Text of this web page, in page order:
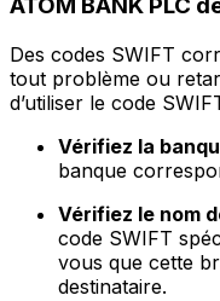
ATOM BANK PLC
Des codes SWIFT
tout problème ou
d’utiliser le code
Vérifiez la
banque
Vérifiez le nom
code SWIFT
vous que cette
destinataire.